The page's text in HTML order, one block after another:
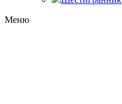
Меню